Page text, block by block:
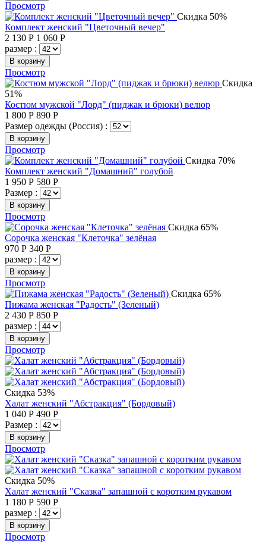
Просмотр
Скидка 50%
Комплект женский "Цветочный вечер"
2 130 Р 1 060 Р
размер :
В корзину
Просмотр
Скидка
51%
Костюм мужской "Лорд" (пиджак и брюки) велюр
1 800 Р 890 Р
Размер одежды (Россия) :
В корзину
Просмотр
Скидка 70%
Комплект женский "Домашний" голубой
1 950 Р 580 Р
Размер :
В корзину
Просмотр
Скидка 65%
Сорочка женская "Клеточка" зелёная
970 Р 340 Р
размер :
В корзину
Просмотр
Скидка 65%
Пижама женская "Радость" (Зеленый)
2 430 Р 850 Р
размер :
В корзину
Просмотр
Скидка 53%
Халат женский "Абстракция" (Бордовый)
1 040 Р 490 Р
Размер :
В корзину
Просмотр
Скидка 50%
Халат женский "Сказка" запашной с коротким рукавом
1 180 Р 590 Р
размер :
В корзину
Просмотр